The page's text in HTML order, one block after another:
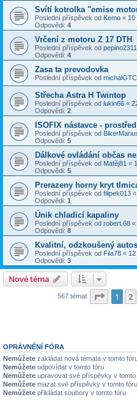
Svítí kotrolka "emise
Poslední příspěvek od Kemo « 10
Odpovědi: 4
Vrčení z motoru Z 17 DTH
Poslední příspěvek od
Odpovědi: 4
Zasa ta prevodovka
Poslední příspěvek od michalGTC
Střecha Astra H Twintop
Poslední příspěvek od lukin66 «
Odpovědi: 2
ISOFIX nástavce -
Poslední příspěvek od
Odpovědi: 5
Dálkové ovládání občas
Poslední příspěvek od Matěj81 «
Odpovědi: 5
Prerazeny horny kryt
Poslední příspěvek od filipek013 «
Odpovědi: 1
Únik chladicí kapaliny
Poslední příspěvek od robert.68 «
Odpovědi: 8
Kvalitní, odzkoušený
Poslední příspěvek od Fila78 « 12
Odpovědi: 3
Nové téma
567 témat Stránka
1 2
OPRÁVNĚNÍ FÓRA
Nemůžete zakládat nová témata v tomto
Nemůžete odpovídat v tomto fóru
Nemůžete upravovat své příspěvky v tomto
Nemůžete mazat své příspěvky v tomto fóru
Nemůžete přikládat soubory v tomto fóru